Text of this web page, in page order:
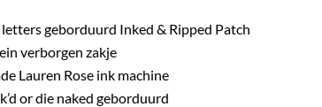
geborduurd Inked & Ripped Patch
verborgen zakje
Lauren Rose ink machine
or die naked geborduurd